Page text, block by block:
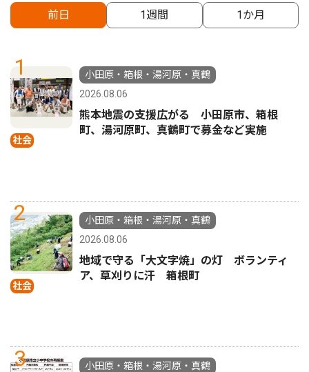
前日 1週間 1か月
1
社会
小田原・箱根・湯河原・真鶴
2026.08.06
熊本地震の支援広がる 小田原市、箱根
町、湯河原町、真鶴町で募金など実施
2
社会
小田原・箱根・湯河原・真鶴
2026.08.06
地域で守る「大文字焼」の灯 ボランティ
ア、草刈りに汗 箱根町
3
小田原・箱根・湯河原・真鶴